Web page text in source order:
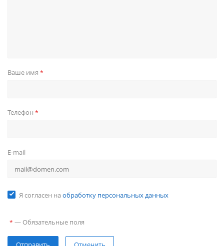
Ваше имя *
Телефон *
E-mail
Я согласен на обработку персональных данных
* — Обязательные поля